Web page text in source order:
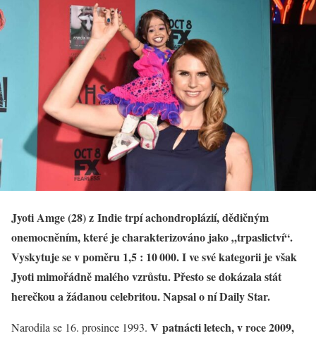
Jyoti Amge (28) z Indie trpí achondroplázií, dědičným
onemocněním, které je charakterizováno jako „trpaslictví“.
Vyskytuje se v poměru 1,5 : 10 000. I ve své kategorii je však
Jyoti mimořádně malého vzrůstu. Přesto se dokázala stát
herečkou a žádanou celebritou. Napsal o ní Daily Star.
Narodila se 16. prosince 1993. V patnácti letech, v roce 2009,